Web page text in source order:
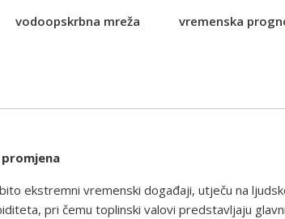
vodoopskrbna mreža
vremenska
ekstremni vremenski događaji, utječu na
pri čemu toplinski valovi predstavljaju